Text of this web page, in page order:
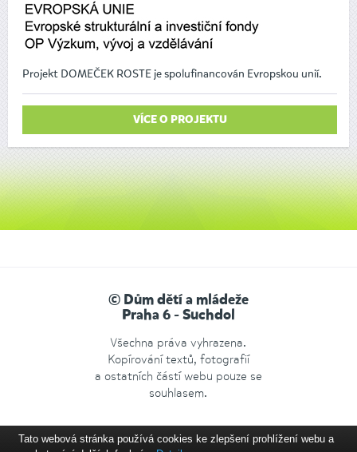
Projekt DOMEČEK ROSTE je spolufinancován Evropskou unií.
VÍCE O PROJEKTU
© Dům dětí a mládeže
Praha 6 - Suchdol
Všechna práva vyhrazena.
Kopírování textů, fotografií
a ostatních částí webu pouze se
souhlasem.
Tato webová stránka používá cookies ke zlepšení prohlížení webu a